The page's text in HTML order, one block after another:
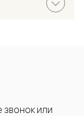
звонок или